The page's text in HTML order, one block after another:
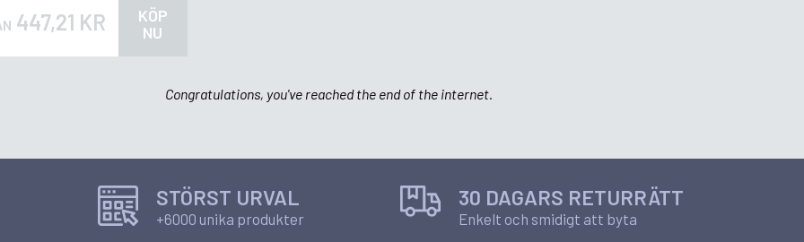
447,21 KR
KÖP
NU
Congratulations, you've reached the end of the internet.
STÖRST URVAL
+6000 unika produkter
30 DAGARS RETURRÄTT
Enkelt och smidigt att byta